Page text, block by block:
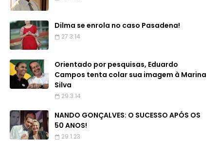
Dilma se enrola no caso Pasadena!
27.3.14
Orientado por pesquisas, Eduardo
Campos tenta colar sua imagem à Marina
Silva
29.3.14
NANDO GONÇALVES: O SUCESSO APÓS OS
50 ANOS!
29.1.23